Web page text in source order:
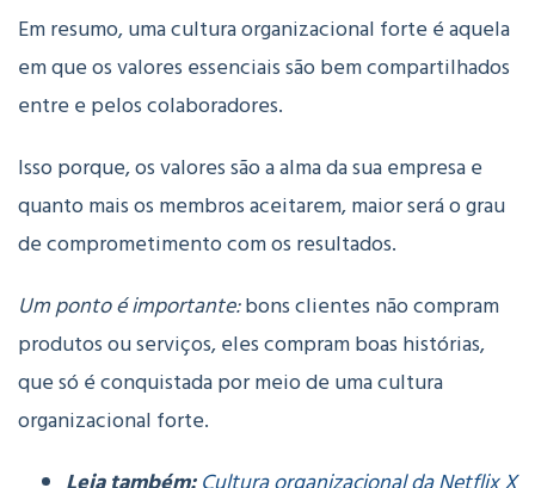
Em resumo, uma cultura organizacional forte é aquela
em que os valores essenciais são bem compartilhados
entre e pelos colaboradores.
Isso porque, os valores são a alma da sua empresa e
quanto mais os membros aceitarem, maior será o grau
de comprometimento com os resultados.
Um ponto é importante:bons clientes não compram
produtos ou serviços, eles compram boas histórias,
que só é conquistada por meio de uma cultura
organizacional forte.